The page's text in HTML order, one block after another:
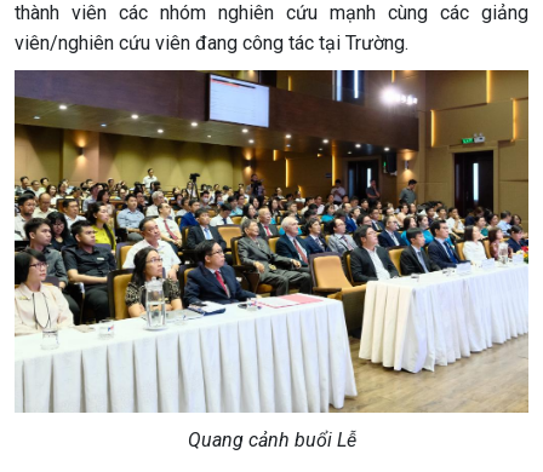
thành viên các nhóm nghiên cứu mạnh cùng các giảng
viên/nghiên cứu viên đang công tác tại Trường.
Quang cảnh buổi Lễ